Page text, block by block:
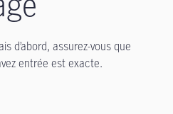
d’abord, assurez-vous que
entrée est exacte.